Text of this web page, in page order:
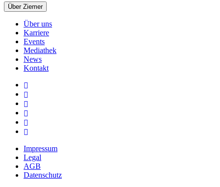
Über Ziemer
Über uns
Karriere
Events
Mediathek
News
Kontakt
Impressum
Legal
AGB
Datenschutz